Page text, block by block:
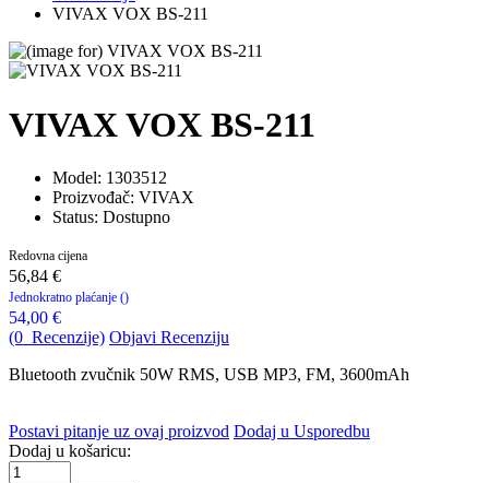
VIVAX VOX BS-211
VIVAX VOX BS-211
Model: 1303512
Proizvođač: VIVAX
Status: Dostupno
Redovna cijena
56,84 €
Jednokratno plaćanje ()
54,00 €
(0 Recenzije) Objavi Recenziju
Bluetooth zvučnik 50W RMS, USB MP3, FM, 3600mAh
Postavi pitanje uz ovaj proizvod Dodaj u Usporedbu
Dodaj u košaricu: